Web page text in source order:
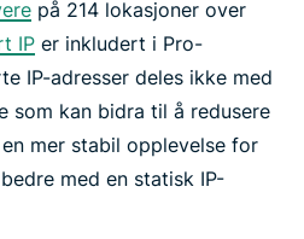
på 214 lokasjoner over
IP er inkludert i Pro-
IP-adresser deles ikke med
som kan bidra til å redusere
mer stabil opplevelse for
med en statisk IP-